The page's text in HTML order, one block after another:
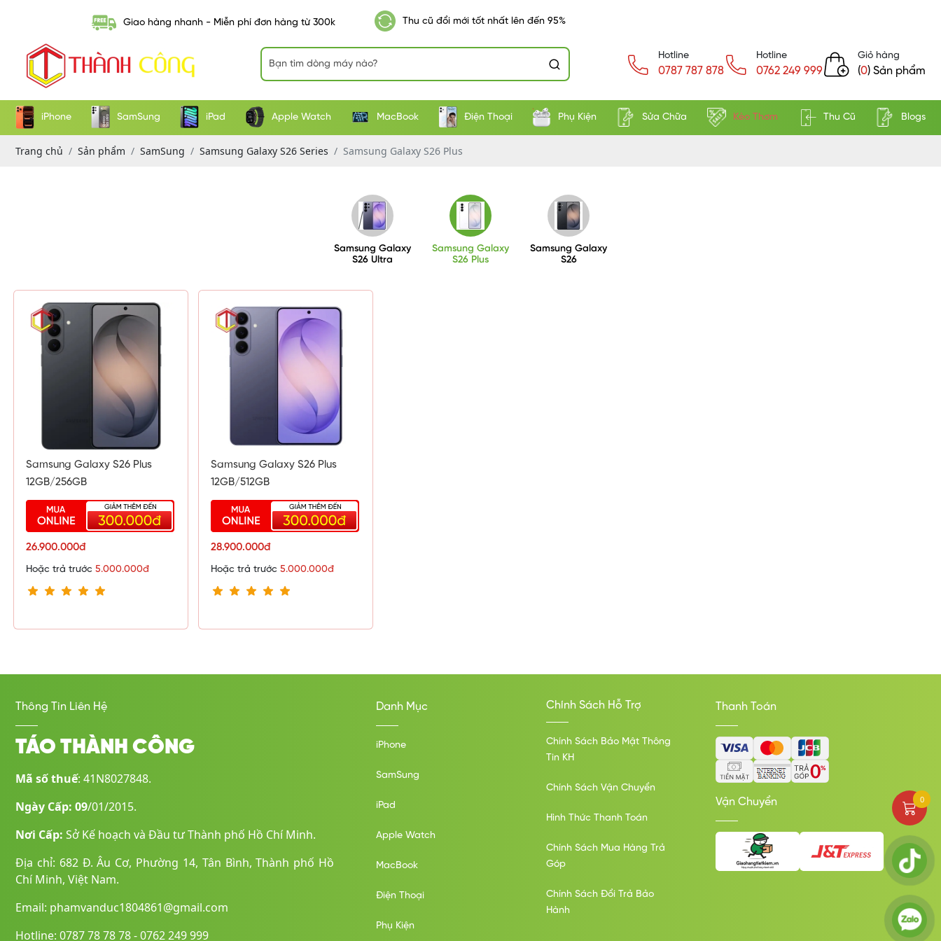
Giao hàng nhanh - Miễn phí đơn hàng từ 300k Thu cũ đổi mới tốt nhất lên đến 95%
Hotline
0787 787 878
Hotline
0762 249 999
Giỏ hàng
(0) Sản phẩm
iPhone SamSung iPad Apple Watch MacBook Điện Thoại Phụ Kiện Sửa Chữa Kèo Thơm Thu Cũ Blogs
Trang chủ Sản phẩm SamSung Samsung Galaxy S26 Series Samsung Galaxy S26 Plus
Samsung Galaxy
S26 Ultra
Samsung Galaxy
S26 Plus
Samsung Galaxy
S26
Samsung Galaxy S26 Plus
12GB/256GB
26.900.000đ
Hoặc trả trước 5.000.000đ
Samsung Galaxy S26 Plus
12GB/512GB
28.900.000đ
Hoặc trả trước 5.000.000đ
Thông Tin Liên Hệ
TÁO THÀNH CÔNG
Mã số thuế: 41N8027848.
Ngày Cấp: 09/01/2015.
Nơi Cấp: Sở Kế hoạch và Đầu tư Thành phố Hồ Chí Minh.
Địa chỉ: 682 Đ. Âu Cơ, Phường 14, Tân Bình, Thành phố Hồ
Chí Minh, Việt Nam.
Email: phamvanduc1804861@gmail.com
Hotline: 0787 78 78 78 - 0762 249 999
Danh Mục
iPhone
SamSung
iPad
Apple Watch
MacBook
Điện Thoại
Phụ Kiện
Chính Sách Hỗ Trợ
Chính Sách Bảo Mật Thông
Tin KH
Chính Sách Vận Chuyển
Hình Thức Thanh Toán
Chính Sách Mua Hàng Trả
Góp
Chính Sách Đổi Trả Bảo
Hành
Thanh Toán
Vận Chuyển 0